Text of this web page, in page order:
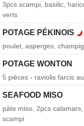
3pcs scampi, basilic,
verts
POTAGE PÉKINOIS
poulet, asperges,
POTAGE WONTON
5 pièces - raviolis farcis
SEAFOOD MISO
pâte miso, 2pcs
scampi